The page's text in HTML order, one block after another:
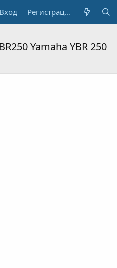
Вход Регистрация
Yamaha YBR 250